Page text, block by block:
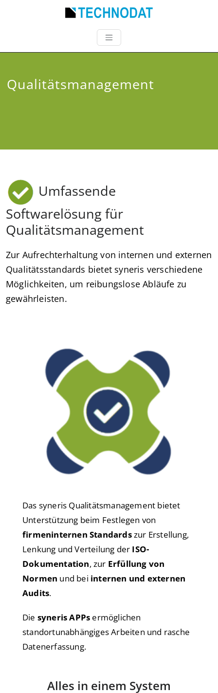
Qualitätsmanagement
Umfassende
Softwarelösung für
Qualitätsmanagement
Zur Aufrechterhaltung von internen und externen
Qualitätsstandards bietet syneris verschiedene
Möglichkeiten, um reibungslose Abläufe zu
gewährleisten.
Das syneris Qualitätsmanagement bietet
Unterstützung beim Festlegen von
firmeninternen Standards zur Erstellung,
Lenkung und Verteilung der ISO-
Dokumentation, zur Erfüllung von
Normen und bei internen und externen
Audits.
Die syneris APPs ermöglichen
standortunabhängiges Arbeiten und rasche
Datenerfassung.
Alles in einem System